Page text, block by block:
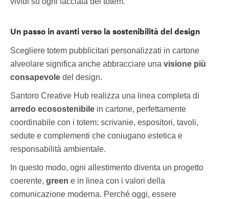
Un passo in avanti verso la sostenibilità del design
Scegliere totem pubblicitari personalizzati in cartone
alveolare significa anche abbracciare una visione più
consapevole del design.
Santoro Creative Hub realizza una linea completa di
arredo ecosostenibile in cartone, perfettamente
coordinabile con i totem: scrivanie, espositori, tavoli,
sedute e complementi che coniugano estetica e
responsabilità ambientale.
In questo modo, ogni allestimento diventa un progetto
coerente, green e in linea con i valori della
comunicazione moderna. Perché oggi, essere